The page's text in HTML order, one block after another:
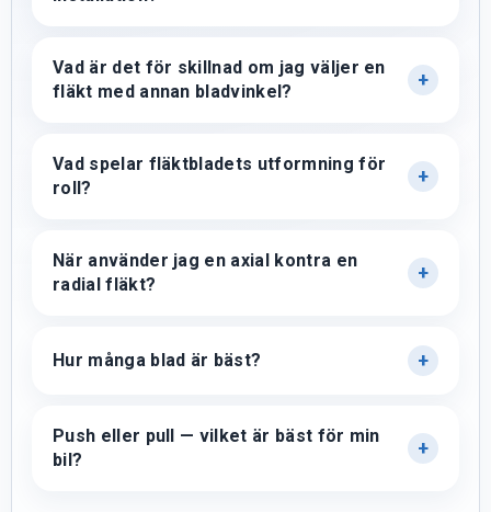
Vad är det för skillnad om jag väljer en
fläkt med annan bladvinkel?
Vad spelar fläktbladets utformning för
roll?
När använder jag en axial kontra en
radial fläkt?
Hur många blad är bäst?
Push eller pull — vilket är bäst för min
bil?